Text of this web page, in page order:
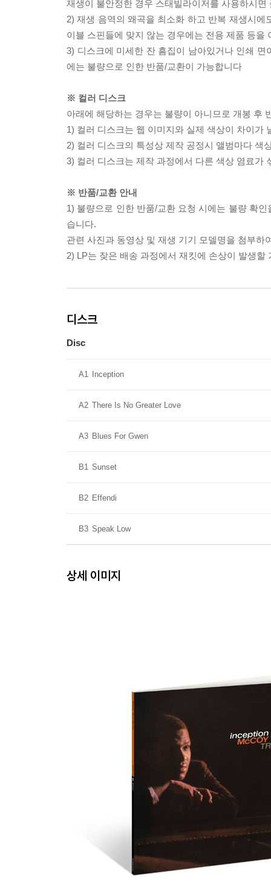
재생이 불안정한 경우 스태빌라이저를 사용하시
2) 재생 음역의 왜곡을 최소화 하고 반복 재생시
이블 스핀들에 맞지 않는 경우에는 전용 제품 등
3) 디스크에 미세한 잔 흠집이 남아있거나 인쇄
에는 불량으로 인한 반품/교환이 가능합니다
※ 컬러 디스크
아래에 해당하는 경우는 불량이 아니므로 개봉 후
1) 컬러 디스크는 웹 이미지와 실제 색상이 차이가
2) 컬러 디스크의 특성상 제작 공정시 앨범마다 색
3) 컬러 디스크는 제작 과정에서 다른 색상 염료가
※ 반품/교환 안내
1) 불량으로 인한 반품/교환 요청 시에는 불량 확
습니다.
관련 사진과 동영상 및 재생 기기 모델명을 첨부하
2) LP는 잦은 배송 과정에서 재킷에 손상이 발생
디스크
Disc
A1 Inception
A2 There Is No Greater Love
A3 Blues For Gwen
B1 Sunset
B2 Effendi
B3 Speak Low
상세 이미지